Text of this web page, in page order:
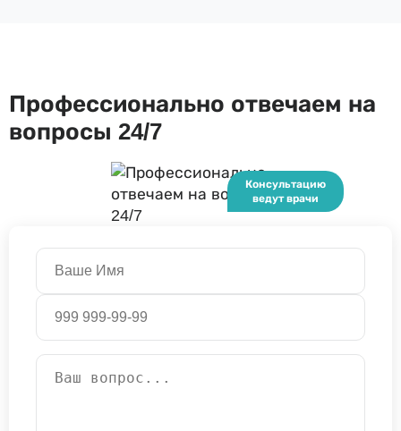
Профессионально отвечаем на
вопросы 24/7